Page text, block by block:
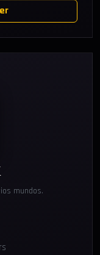
mundos.